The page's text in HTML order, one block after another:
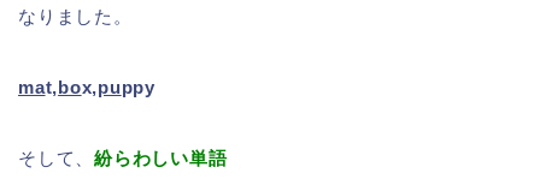
なりました。
mat,box,puppy
そして、紛らわしい単語